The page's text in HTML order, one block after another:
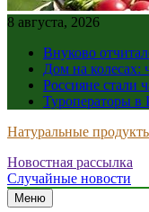
8 августа, 2026
Внуково
Дом на колесах:
Россияне стали
Туроператоры в
Натуральные
Новостная рассылка
Случайные новости
Меню